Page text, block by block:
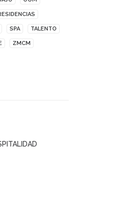
SPA TALENTO
ZMCM